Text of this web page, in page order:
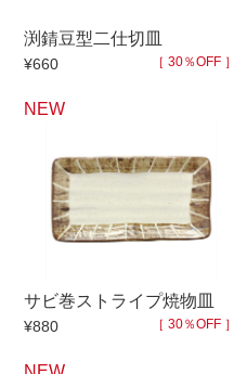
素材
手ざわり
渕錆豆型二仕切皿
¥660 ［ 30％OFF ］
NEW
サビ巻ストライプ焼物皿
¥880 ［ 30％OFF ］